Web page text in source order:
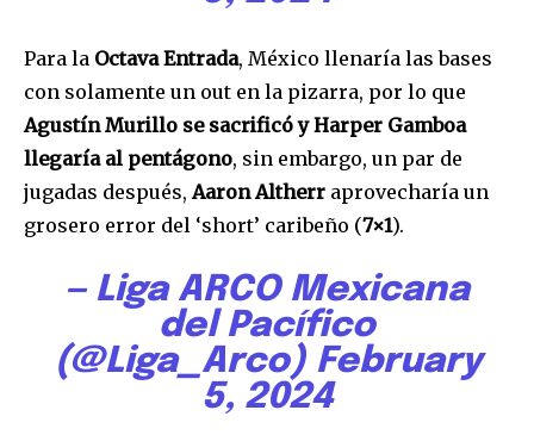
Únete a nuestra comunidad de
suscriptores y sé parte de la
conversación.
Para la Octava Entrada, México llenaría las bases
con solamente un out en la pizarra, por lo que
Agustín Murillo se sacrificó y Harper Gamboa
llegaría al pentágono, sin embargo, un par de
jugadas después,Aaron Altherr aprovecharía un
grosero error del ‘short’ caribeño (7×1).
— Liga ARCO Mexicana
del Pacífico
(@Liga_Arco) February
5, 2024